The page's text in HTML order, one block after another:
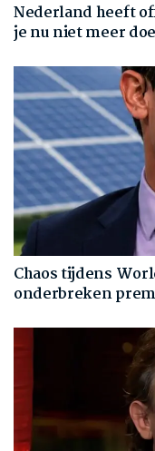
Nederland heeft
je nu niet meer
Chaos tijdens
onderbreken